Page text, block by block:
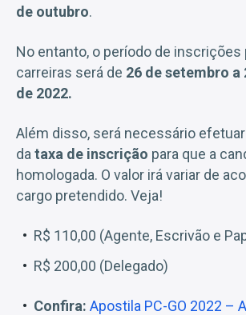
de outubro.
No entanto, o período de inscrições
carreiras será de 26 de setembro a
de 2022.
Além disso, será necessário
da taxa de inscrição para que a
homologada. O valor irá variar de
cargo pretendido. Veja!
R$ 110,00 (Agente, Escrivão e
R$ 200,00 (Delegado)
Confira: Apostila PC-GO 2022 –